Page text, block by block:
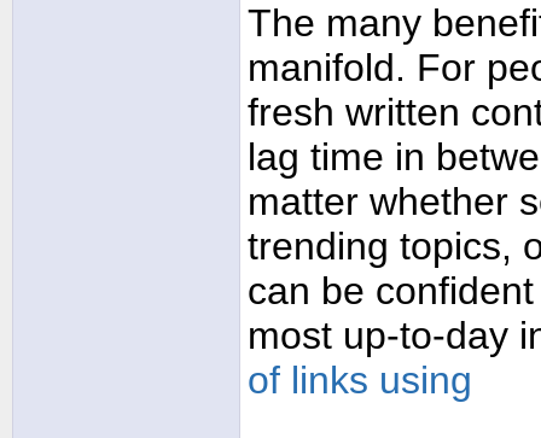
The many
manifold. For
fresh written
lag time in
matter whether
trending topics,
can be
most up-to-day
of links using